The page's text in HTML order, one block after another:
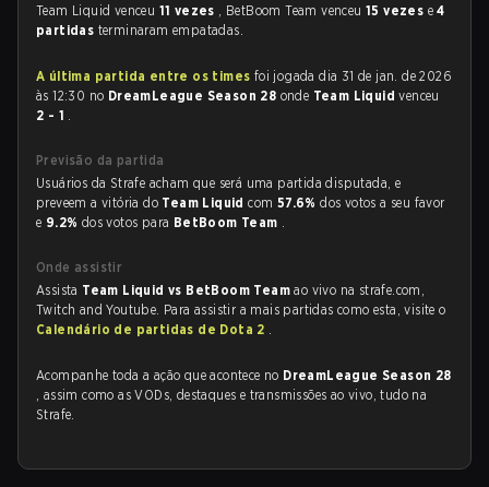
Team Liquid venceu 11 vezes , BetBoom Team venceu15 vezes e4
partidas terminaram empatadas.
A última partida entre os times foi jogada dia 31 de jan. de 2026
às 12:30 no DreamLeague Season 28 onde Team Liquidvenceu
2 - 1 .
Previsão da partida
Usuários da Strafe acham que será uma partida disputada, e
preveem a vitória do Team Liquidcom 57.6%dos votos a seu favor
e 9.2% dos votos para BetBoom Team .
Onde assistir
Assista Team Liquid vs BetBoom Teamao vivo na strafe.com,
Twitch and Youtube. Para assistir a mais partidas como esta, visite o
Calendário de partidas de Dota 2 .
Acompanhe toda a ação que acontece no DreamLeague Season 28
, assim como as VODs, destaques e transmissões ao vivo, tudo na
Strafe.